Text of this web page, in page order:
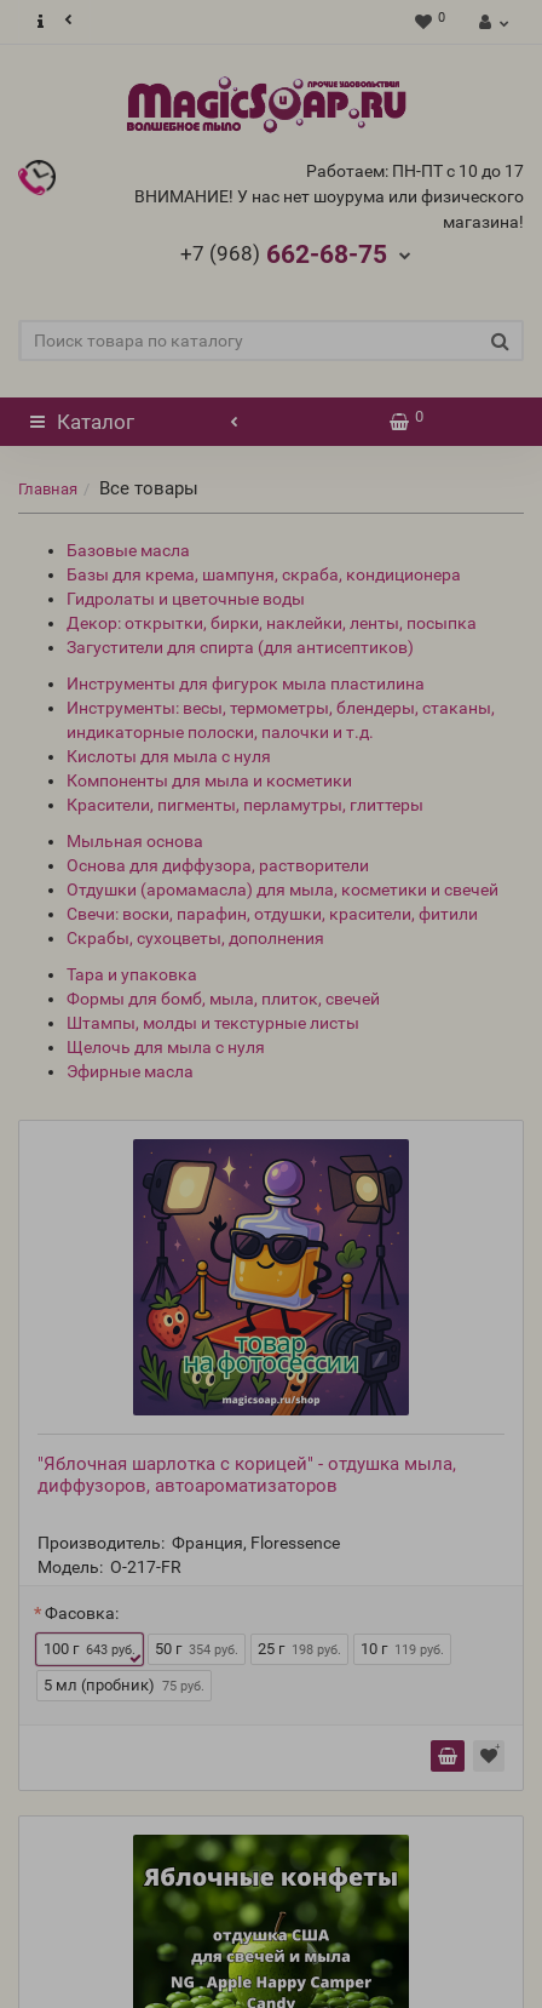
0
Работаем: ПН-ПТ с 10 до 17
ВНИМАНИЕ! У нас нет шоурума или физического
магазина!
+7 (968) 662-68-75
Каталог 0
Главная Все товары
Базовые масла
Базы для крема, шампуня, скраба, кондиционера
Гидролаты и цветочные воды
Декор: открытки, бирки, наклейки, ленты, посыпка
Загустители для спирта (для антисептиков)
Инструменты для фигурок мыла пластилина
Инструменты: весы, термометры, блендеры, стаканы,
индикаторные полоски, палочки и т.д.
Кислоты для мыла с нуля
Компоненты для мыла и косметики
Красители, пигменты, перламутры, глиттеры
Мыльная основа
Основа для диффузора, растворители
Отдушки (аромамасла) для мыла, косметики и свечей
Свечи: воски, парафин, отдушки, красители, фитили
Скрабы, сухоцветы, дополнения
Тара и упаковка
Формы для бомб, мыла, плиток, свечей
Штампы, молды и текстурные листы
Щелочь для мыла с нуля
Эфирные масла
"Яблочная шарлотка с корицей" - отдушка мыла,
диффузоров, автоароматизаторов
Производитель: Франция, Floressence
Модель: O-217-FR
Фасовка:
100 г 643 руб. 50 г 354 руб. 25 г 198 руб. 10 г 119 руб.
5 мл (пробник) 75 руб.